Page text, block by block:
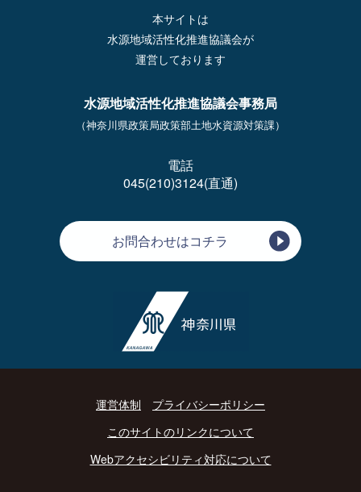
本サイトは
水源地域活性化推進協議会が
運営しております
水源地域活性化推進協議会事務局
（神奈川県政策局政策部土地水資源対策課）
電話
045(210)3124(直通)
お問合わせはコチラ
運営体制
プライバシーポリシー
このサイトのリンクについて
Webアクセシビリティ対応について